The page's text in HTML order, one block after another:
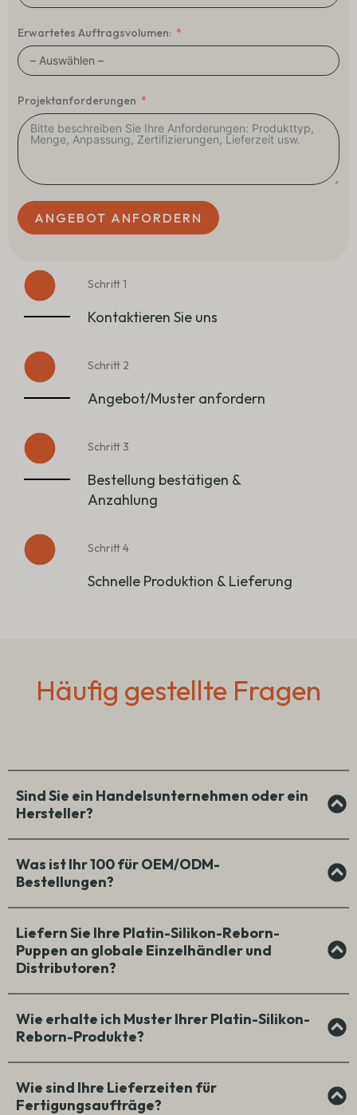
Erwartetes Auftragsvolumen:
Projektanforderungen
ANGEBOT ANFORDERN
Schritt 1
Kontaktieren Sie uns
Schritt 2
Angebot/Muster anfordern
Schritt 3
Bestellung bestätigen &
Anzahlung
Schritt 4
Schnelle Produktion & Lieferung
Häufig gestellte Fragen
Sind Sie ein Handelsunternehmen oder ein
Hersteller?
Was ist Ihr 100 für OEM/ODM-
Bestellungen?
Liefern Sie Ihre Platin-Silikon-Reborn-
Puppen an globale Einzelhändler und
Distributoren?
Wie erhalte ich Muster Ihrer Platin-Silikon-
Reborn-Produkte?
Wie sind Ihre Lieferzeiten für
Fertigungsaufträge?